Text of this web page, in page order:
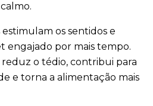
os sentidos e
engajado por mais tempo.
reduz o tédio, contribui para
e torna a alimentação mais